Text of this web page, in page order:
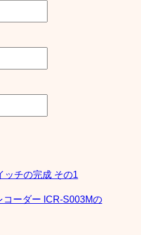
ッチの完成 その1
コーダー ICR-S003Mの